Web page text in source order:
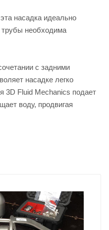
насадка идеально
трубы необходима
с задними
насадке легко
3D Fluid Mechanics подает
воду, продвигая